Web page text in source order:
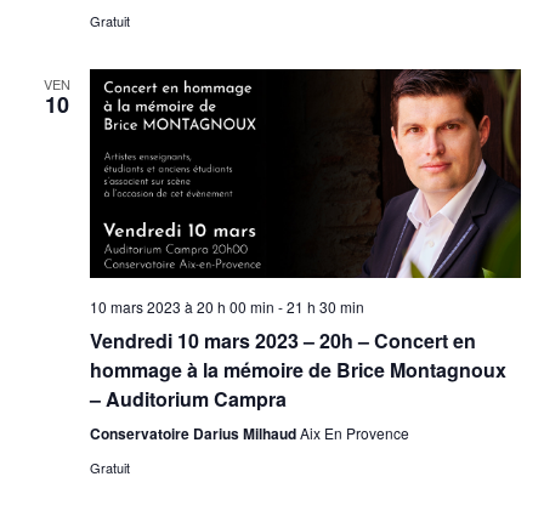
Gratuit
VEN
10
10 mars 2023 à 20 h 00 min -21 h 30 min
Vendredi 10 mars 2023 – 20h – Concert en
hommage à la mémoire de Brice Montagnoux
– Auditorium Campra
Conservatoire Darius MilhaudAix En Provence
Gratuit